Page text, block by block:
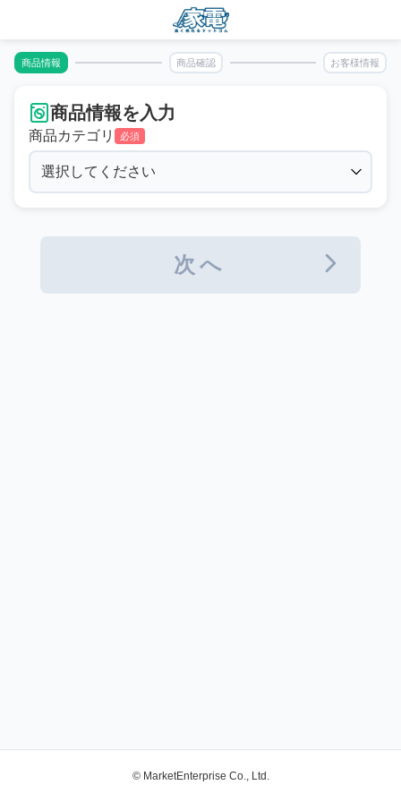
商品情報 商品確認 お客様情報
商品情報を入力
商品カテゴリ 必須
次へ
© MarketEnterprise Co., Ltd.